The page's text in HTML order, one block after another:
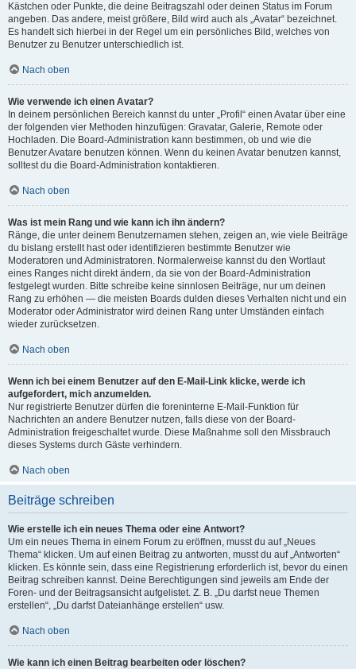
Kästchen oder Punkte, die deine Beitragszahl oder deinen Status im Forum
angeben. Das andere, meist größere, Bild wird auch als „Avatar“ bezeichnet.
Es handelt sich hierbei in der Regel um ein persönliches Bild, welches von
Benutzer zu Benutzer unterschiedlich ist.
Nach oben
Wie verwende ich einen Avatar?
In deinem persönlichen Bereich kannst du unter „Profil“ einen Avatar über eine
der folgenden vier Methoden hinzufügen: Gravatar, Galerie, Remote oder
Hochladen. Die Board-Administration kann bestimmen, ob und wie die
Benutzer Avatare benutzen können. Wenn du keinen Avatar benutzen kannst,
solltest du die Board-Administration kontaktieren.
Nach oben
Was ist mein Rang und wie kann ich ihn ändern?
Ränge, die unter deinem Benutzernamen stehen, zeigen an, wie viele Beiträge
du bislang erstellt hast oder identifizieren bestimmte Benutzer wie
Moderatoren und Administratoren. Normalerweise kannst du den Wortlaut
eines Ranges nicht direkt ändern, da sie von der Board-Administration
festgelegt wurden. Bitte schreibe keine sinnlosen Beiträge, nur um deinen
Rang zu erhöhen — die meisten Boards dulden dieses Verhalten nicht und ein
Moderator oder Administrator wird deinen Rang unter Umständen einfach
wieder zurücksetzen.
Nach oben
Wenn ich bei einem Benutzer auf den E-Mail-Link klicke, werde ich
aufgefordert, mich anzumelden.
Nur registrierte Benutzer dürfen die foreninterne E-Mail-Funktion für
Nachrichten an andere Benutzer nutzen, falls diese von der Board-
Administration freigeschaltet wurde. Diese Maßnahme soll den Missbrauch
dieses Systems durch Gäste verhindern.
Nach oben
Beiträge schreiben
Wie erstelle ich ein neues Thema oder eine Antwort?
Um ein neues Thema in einem Forum zu eröffnen, musst du auf „Neues
Thema“ klicken. Um auf einen Beitrag zu antworten, musst du auf „Antworten“
klicken. Es könnte sein, dass eine Registrierung erforderlich ist, bevor du einen
Beitrag schreiben kannst. Deine Berechtigungen sind jeweils am Ende der
Foren- und der Beitragsansicht aufgelistet. Z. B. „Du darfst neue Themen
erstellen“, „Du darfst Dateianhänge erstellen“ usw.
Nach oben
Wie kann ich einen Beitrag bearbeiten oder löschen?